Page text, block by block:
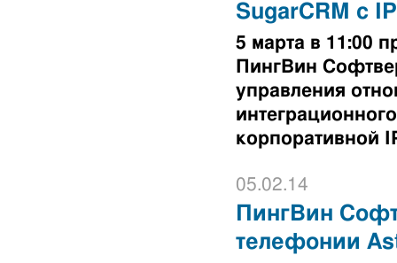
SugarCRM с
5 марта в 11:00
ПингВин
управления
корпоративной
05.02.14
ПингВин
телефонии